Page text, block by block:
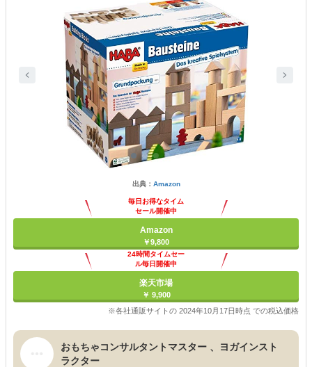
出典： Amazon
毎日お得なタイム
セール開催中
Amazon
￥9,800
24時間タイムセー
ル毎日開催中
楽天市場
￥ 9,900
※各社通販サイトの 2024年10月17日時点 での税込価格
おもちゃコンサルタントマスター 、ヨガインスト
ラクター